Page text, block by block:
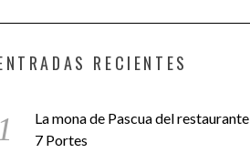
RECIENTES
La mona de Pascua del restaurante
7 Portes